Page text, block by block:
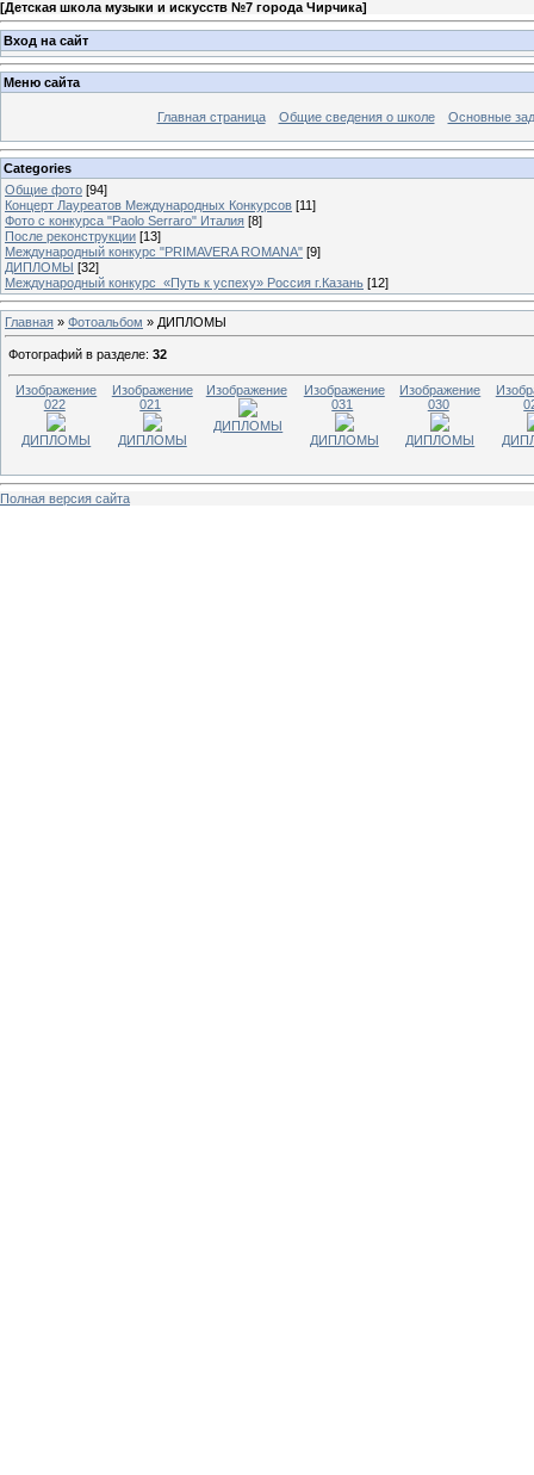
[Детская школа музыки и искусств №7 города Чирчика]
Вход на сайт
Меню сайта
Главная страница Общие сведения о школе Основные
Categories
Общие фото [94]
Концерт Лауреатов Международных Конкурсов [11]
Фото с конкурса "Paolo Serraro" Италия [8]
После реконструкции [13]
Международный конкурс "PRIMAVERA ROMANA" [9]
ДИПЛОМЫ [32]
Международный конкурс «Путь к успеху» Россия г.Казань [12]
Главная » Фотоальбом » ДИПЛОМЫ
Фотографий в разделе: 32
Изображение
022
ДИПЛОМЫ
Изображение
021
ДИПЛОМЫ
Изображение
ДИПЛОМЫ
Изображение
031
ДИПЛОМЫ
Изображение
030
ДИПЛОМЫ
Полная версия сайта